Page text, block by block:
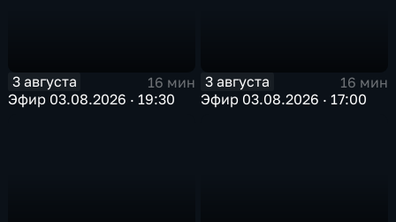
3 августа
16 мин
Эфир 03.08.2026 · 19:30
3 августа
16 мин
Эфир 03.08.2026 · 17:00